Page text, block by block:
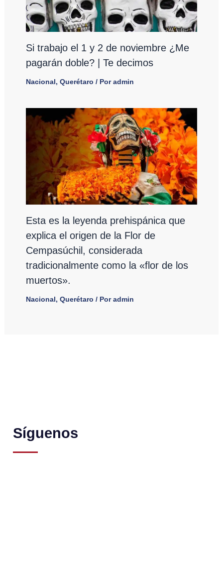
Si trabajo el 1 y 2 de noviembre ¿Me
pagarán doble? | Te decimos
Nacional, Querétaro / Poradmin
Esta es la leyenda prehispánica que
explica el origen de la Flor de
Cempasúchil, considerada
tradicionalmente como la «flor de los
muertos».
Nacional, Querétaro / Poradmin
Síguenos